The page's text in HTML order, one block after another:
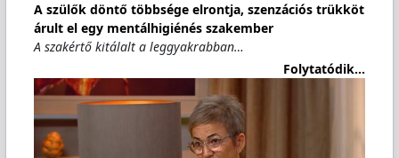
A szülők döntő többsége elrontja, szenzációs trükköt
árult el egy mentálhigiénés szakember
A szakértő kitálalt a leggyakrabban…
Folytatódik...